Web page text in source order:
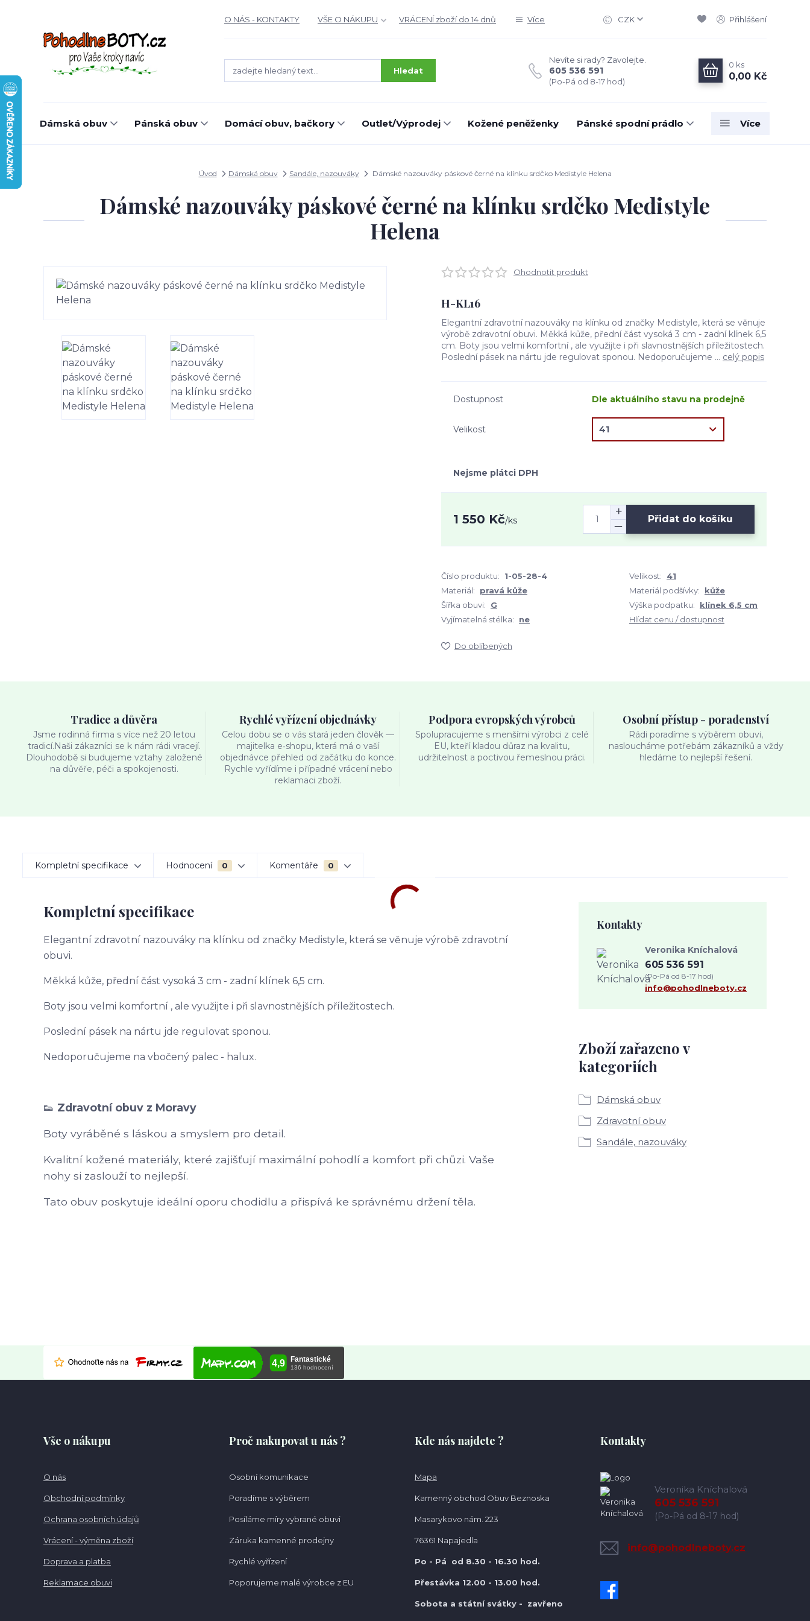
O NÁS - KONTAKTY VŠE O NÁKUPU VRÁCENÍ zboží do 14 dnů Více CZK Přihlášení
Hledat
Nevíte si rady? Zavolejte.
605 536 591
(Po-Pá od 8-17 hod)
0 ks
0,00 Kč
Dámská obuv Pánská obuv Domácí obuv, bačkory Outlet/Výprodej Kožené peněženky Pánské spodní prádlo Více
Úvod Dámská obuv Sandále, nazouváky Dámské nazouváky páskové černé na klínku srdčko Medistyle Helena
Dámské nazouváky páskové černé na klínku srdčko Medistyle
Helena
Ohodnotit produkt
H-KL16
Elegantní zdravotní nazouváky na klínku od značky Medistyle, která se věnuje
výrobě zdravotní obuvi. Měkká kůže, přední část vysoká 3 cm - zadní klínek 6,5
cm. Boty jsou velmi komfortní , ale využijte i při slavnostnějších příležitostech.
Poslední pásek na nártu jde regulovat sponou. Nedoporučujeme ... celý popis
Dostupnost Dle aktuálního stavu na prodejně
Velikost
Nejsme plátci DPH
1 550 Kč/ks Přidat do košíku
Číslo produktu: 1-05-28-4 Velikost:
41
Materiál:
pravá kůže Materiál podšívky:
kůže
Šířka obuvi:
G Výška podpatku:
klínek 6,5 cm
Vyjímatelná stélka:
ne Hlídat cenu / dostupnost
Do oblíbených
Tradice a důvěra
Jsme rodinná firma s více než 20 letou
tradicí.Naši zákazníci se k nám rádi vracejí.
Dlouhodobě si budujeme vztahy založené
na důvěře, péči a spokojenosti.
Rychlé vyřízení objednávky
Celou dobu se o vás stará jeden člověk —
majitelka e‑shopu, která má o vaší
objednávce přehled od začátku do konce.
Rychle vyřídíme i případné vrácení nebo
reklamaci zboží.
Podpora evropských výrobců
Spolupracujeme s menšími výrobci z celé
EU, kteří kladou důraz na kvalitu,
udržitelnost a poctivou řemeslnou práci.
Osobní přístup - poradenství
Rádi poradíme s výběrem obuvi,
nasloucháme potřebám zákazníků a vždy
hledáme to nejlepší řešení.
Kompletní specifikace Hodnocení 0 Komentáře 0
Kompletní specifikace
Elegantní zdravotní nazouváky na klínku od značky Medistyle, která se věnuje výrobě zdravotní
obuvi.
Měkká kůže, přední část vysoká 3 cm - zadní klínek 6,5 cm.
Boty jsou velmi komfortní , ale využijte i při slavnostnějších příležitostech.
Poslední pásek na nártu jde regulovat sponou.
Nedoporučujeme na vbočený palec - halux.
👟 Zdravotní obuv z Moravy
Boty vyráběné s láskou a smyslem pro detail.
Kvalitní kožené materiály, které zajišťují maximální pohodlí a komfort při chůzi. Vaše
nohy si zaslouží to nejlepší.
Tato obuv poskytuje ideální oporu chodidlu a přispívá ke správnému držení těla.
Zboží zařazeno v
kategoriích
Dámská obuv
Zdravotní obuv
Sandále, nazouváky
Kontakty
Veronika Kníchalová
605 536 591
(Po-Pá od 8-17 hod)
info@pohodlneboty.cz
Vše o nákupu
O nás
Obchodní podmínky
Ochrana osobních údajů
Vrácení - výměna zboží
Doprava a platba
Reklamace obuvi
Proč nakupovat u nás ?
Osobní komunikace
Poradíme s výběrem
Posíláme míry vybrané obuvi
Záruka kamenné prodejny
Rychlé vyřízení
Poporujeme malé výrobce z EU
Kde nás najdete ?
Mapa
Kamenný obchod Obuv Beznoska
Masarykovo nám. 223
76361 Napajedla
Po - Pá od 8.30 - 16.30 hod.
Přestávka 12.00 - 13.00 hod.
Sobota a státní svátky - zavřeno
Kontakty
Veronika Kníchalová
605 536 591
(Po-Pá od 8-17 hod)
info@pohodlneboty.cz